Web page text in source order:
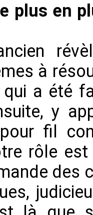
plus en
à
a été
y
fil
rôle est
des